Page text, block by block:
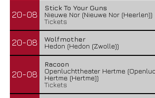
20-08
Stick To Your Guns
Nieuwe Nor (Nieuwe Nor (Heerlen))
Tickets
20-08
Wolfmother
Hedon (Hedon (Zwolle))
20-08
Racoon
Openluchttheater Hertme
Hertme (Hertme))
Tickets